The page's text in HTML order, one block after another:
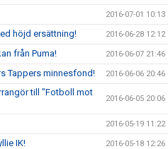
2016-07-01 10:13
höjd ersättning! 2016-06-28 12:12
från Puma! 2016-06-07 21:46
Tappers minnesfond! 2016-06-06 20:46
till "Fotboll mot
2016-06-05 20:06
2016-05-19 11:22
IK! 2016-05-18 12:26